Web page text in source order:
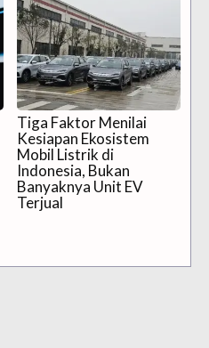
Tiga Faktor Menilai
Kesiapan Ekosistem
Mobil Listrik di
Indonesia, Bukan
Banyaknya Unit EV
Terjual